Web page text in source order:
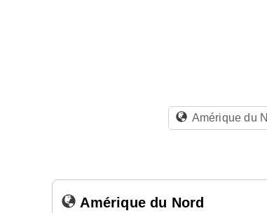
Amérique du
Amérique du Nord